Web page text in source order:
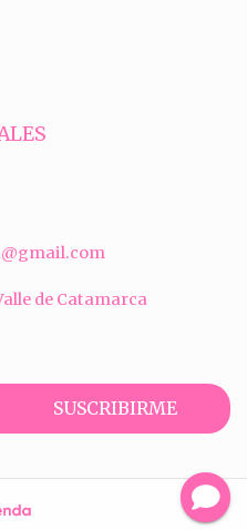
de Catamarca
SUSCRIBIRME